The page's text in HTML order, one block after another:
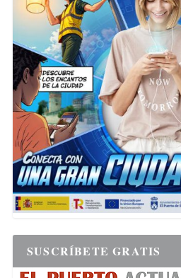
SUSCRÍBETE GRATIS